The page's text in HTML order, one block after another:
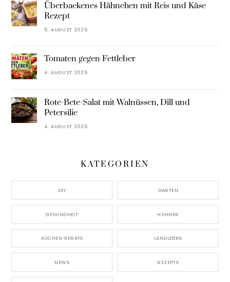
Überbackenes Hähnchen mit Reis und Käse
Rezept
5. AUGUST 2026
Tomaten gegen Fettleber
4. AUGUST 2026
Rote-Bete-Salat mit Walnüssen, Dill und
Petersilie
4. AUGUST 2026
KATEGORIEN
DIY GARTEN
GESUNDHEIT HÜHNER
KÜCHEN GERÄTE LANDLEBEN
NEWS REZEPTE